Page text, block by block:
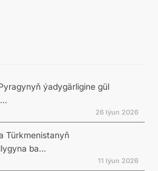
ýadygärligine gül
26 Iýun 2026
Türkmenistanyň
ba...
11 Iýun 2026